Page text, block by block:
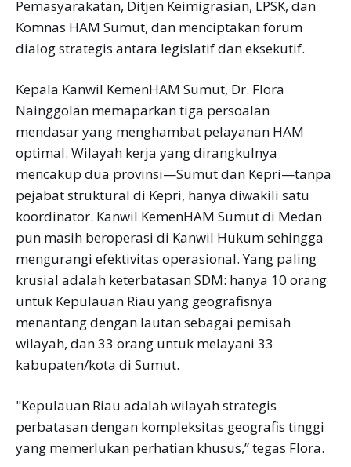
Pemasyarakatan, Ditjen Keimigrasian, LPSK, dan
Komnas HAM Sumut, dan menciptakan forum
dialog strategis antara legislatif dan eksekutif.
Kepala Kanwil KemenHAM Sumut, Dr. Flora
Nainggolan memaparkan tiga persoalan
mendasar yang menghambat pelayanan HAM
optimal. Wilayah kerja yang dirangkulnya
mencakup dua provinsi—Sumut dan Kepri—tanpa
pejabat struktural di Kepri, hanya diwakili satu
koordinator. Kanwil KemenHAM Sumut di Medan
pun masih beroperasi di Kanwil Hukum sehingga
mengurangi efektivitas operasional. Yang paling
krusial adalah keterbatasan SDM: hanya 10 orang
untuk Kepulauan Riau yang geografisnya
menantang dengan lautan sebagai pemisah
wilayah, dan 33 orang untuk melayani 33
kabupaten/kota di Sumut.
"Kepulauan Riau adalah wilayah strategis
perbatasan dengan kompleksitas geografis tinggi
yang memerlukan perhatian khusus,” tegas Flora.